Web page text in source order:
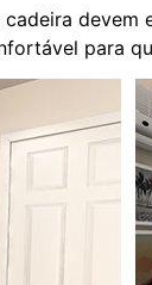
para